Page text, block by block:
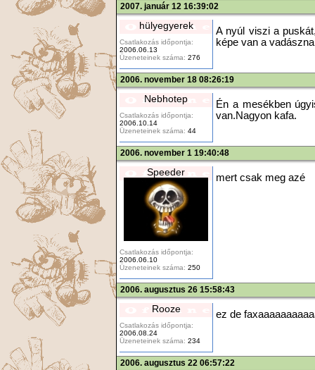
2007. január 12 16:39:02
hülyegyerek
Csatlakozás időpontja:
2006.06.13
Üzeneteinek száma: 276
A nyúl viszi a
képe van a
2006. november 18 08:26:19
Nebhotep
Csatlakozás időpontja:
2006.10.14
Üzeneteinek száma: 44
Én a mesékben
van.Nagyon kafa.
2006. november 1 19:40:48
Speeder
Csatlakozás időpontja:
2006.06.10
Üzeneteinek száma: 250
mert csak meg azé
2006. augusztus 26 15:58:43
Rooze
Csatlakozás időpontja:
2006.08.24
Üzeneteinek száma: 234
ez de
2006. augusztus 22 06:57:22